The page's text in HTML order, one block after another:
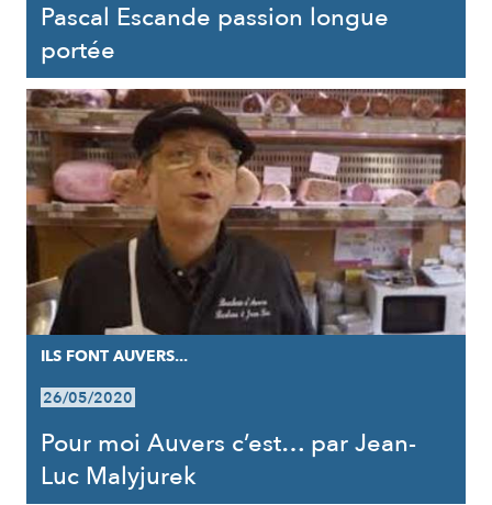
Pascal Escande passion longue
portée
ILS FONT AUVERS...
26/05/2020
Pour moi Auvers c’est… par Jean-
Luc Malyjurek